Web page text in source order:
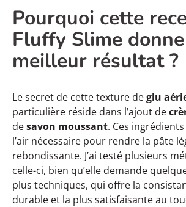
Pourquoi cette
Fluffy Slime
meilleur résultat ?
Le secret de cette texture deglu
particulière réside dans l’ajout de
desavon moussant. Ces
l’air nécessaire pour rendre la pâte
rebondissante. J’ai testé plusieurs
celle-ci, bien qu’elle demande
plus techniques, qui offre la
durable et la plus satisfaisante au